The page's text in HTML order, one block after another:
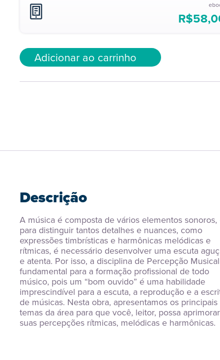
R$
Adicionar ao carrinho
Descrição
A música é composta de vários elementos sonoros,
para distinguir tantos detalhes e nuances, como
expressões timbrísticas e harmônicas melódicas e
rítmicas, é necessário desenvolver uma escuta
e atenta. Por isso, a disciplina de Percepção
fundamental para a formação profissional de todo
músico, pois um “bom ouvido” é uma habilidade
imprescindível para a escuta, a reprodução e a
de músicas. Nesta obra, apresentamos os principais
temas da área para que você, leitor, possa aprimorar
suas percepções rítmicas, melódicas e harmônicas.